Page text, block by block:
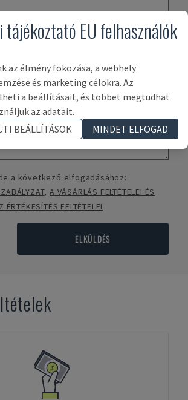
a következő elfogadásához:
,A VÁSÁRLÁS FELTÉTELEI ÉS
ÉRTÉKESÍTÉS FELTÉTELEI
ELKÜLDÉS
tájékoztató EU felhasználók
az élmény fokozása, a webhely
és marketing célokra. Az
a beállításait, és többet megtudhat
az adatait.
BEÁLLÍTÁSOK
MINDET ELFOGAD